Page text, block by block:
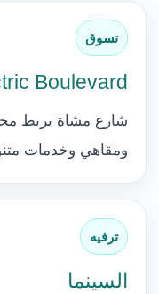
تسوق
Boulevard
شارع مشاة يربط
ومقاهي وخدمات
ترفيه
السينما